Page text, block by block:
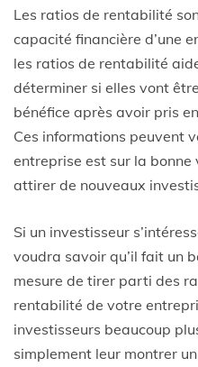
Les ratios de rentabilité
capacité financière d’une
les ratios de rentabilité
déterminer si elles vont
bénéfice après avoir pris
Ces informations peuvent
entreprise est sur la
attirer de nouveaux
Si un investisseur
voudra savoir qu’il fait un
mesure de tirer parti des
rentabilité de votre
investisseurs beaucoup
simplement leur montrer